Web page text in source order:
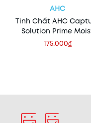
AHC
Tinh Chất AHC
Solution Prime
Ampoule 50ml (Cấp
175.000₫